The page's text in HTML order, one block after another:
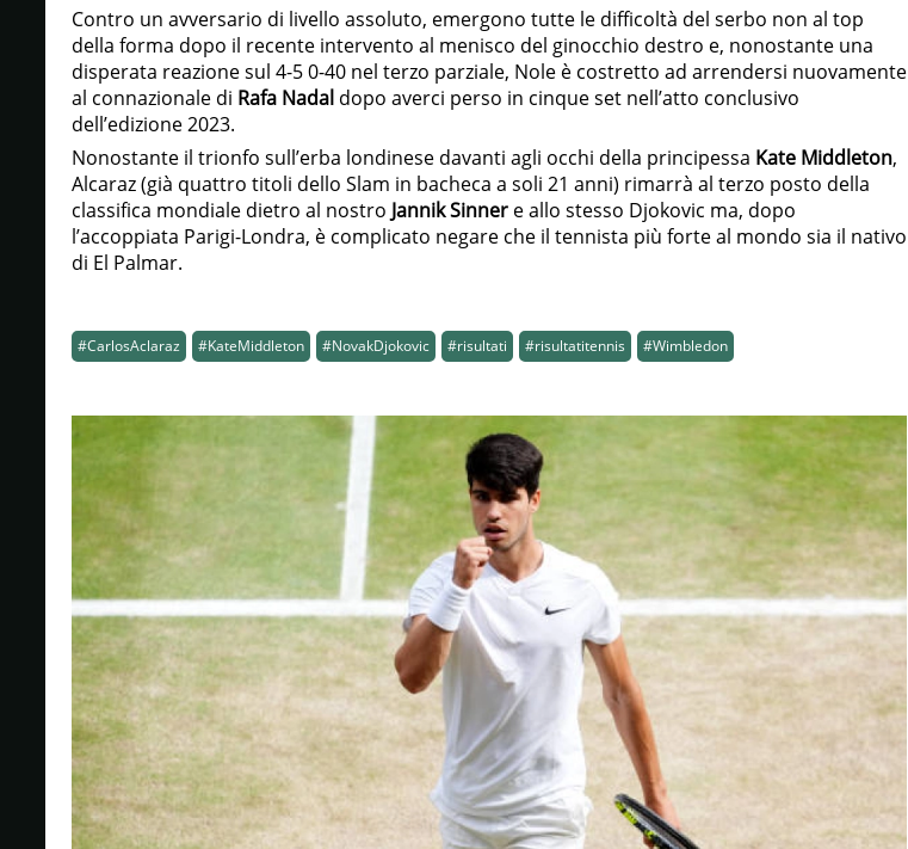
Contro un avversario di livello assoluto, emergono tutte le difficoltà del serbo non al top
della forma dopo il recente intervento al menisco del ginocchio destro e, nonostante una
disperata reazione sul 4-5 0-40 nel terzo parziale, Nole è costretto ad arrendersi nuovamente
al connazionale di Rafa Nadal dopo averci perso in cinque set nell’atto conclusivo
dell’edizione 2023.
Nonostante il trionfo sull’erba londinese davanti agli occhi della principessa Kate Middleton,
Alcaraz (già quattro titoli dello Slam in bacheca a soli 21 anni) rimarrà al terzo posto della
classifica mondiale dietro al nostro Jannik Sinner e allo stesso Djokovic ma, dopo
l’accoppiata Parigi-Londra, è complicato negare che il tennista più forte al mondo sia il nativo
di El Palmar.
#CarlosAclaraz #KateMiddleton #NovakDjokovic #risultati #risultatitennis #Wimbledon